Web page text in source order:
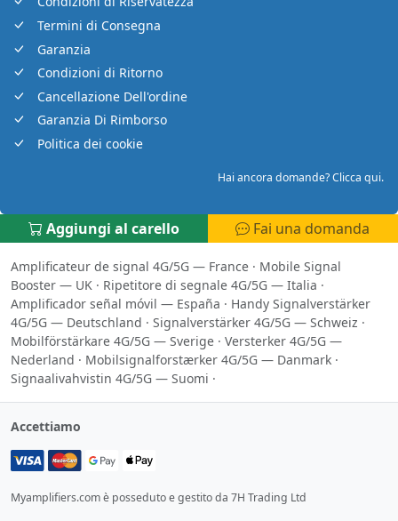
Termini di Consegna
Garanzia
Condizioni di Ritorno
Cancellazione Dell'ordine
Garanzia Di Rimborso
Politica dei cookie
Hai ancora domande? Clicca qui.
Aggiungi al carello Fai una domanda
Amplificateur de signal 4G/5G — France · Mobile Signal
Booster — UK · Ripetitore di segnale 4G/5G — Italia ·
Amplificador señal móvil — España · Handy Signalverstärker
4G/5G — Deutschland · Signalverstärker 4G/5G — Schweiz ·
Mobilförstärkare 4G/5G — Sverige · Versterker 4G/5G —
Nederland · Mobilsignalforstærker 4G/5G — Danmark ·
Signaalivahvistin 4G/5G — Suomi ·
Accettiamo
Myamplifiers.com è posseduto e gestito da 7H Trading Ltd